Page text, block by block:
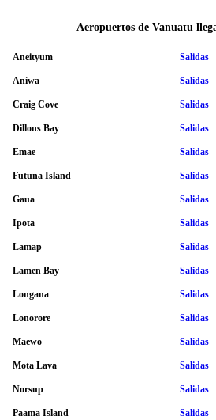
Aeropuertos de Vanuatu
Aneityum Salidas
Aniwa Salidas
Craig Cove Salidas
Dillons Bay Salidas
Emae Salidas
Futuna Island Salidas
Gaua Salidas
Ipota Salidas
Lamap Salidas
Lamen Bay Salidas
Longana Salidas
Lonorore Salidas
Maewo Salidas
Mota Lava Salidas
Norsup Salidas
Paama Island Salidas